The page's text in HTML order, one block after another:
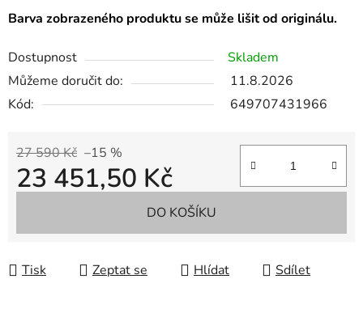
Barva zobrazeného produktu se může lišit od originálu.
Dostupnost
Skladem
Můžeme doručit do:
11.8.2026
Kód:
649707431966
27 590 Kč –15 %
23 451,50 Kč
DO KOŠÍKU
Tisk Zeptat se Hlídat Sdílet